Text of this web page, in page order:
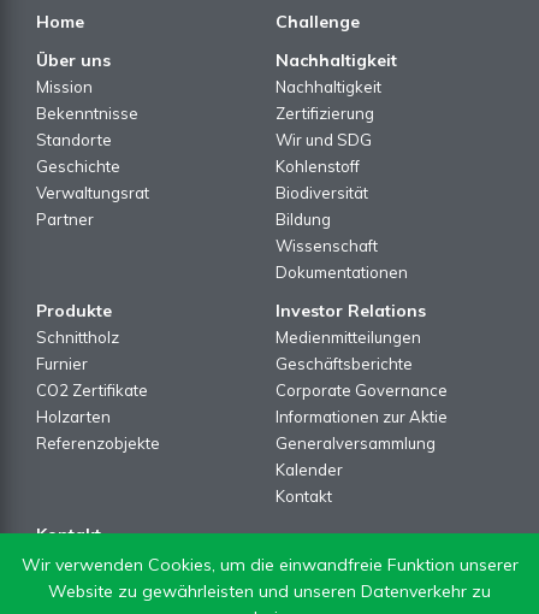
Home
Challenge
Über uns
Mission
Bekenntnisse
Standorte
Geschichte
Verwaltungsrat
Partner
Nachhaltigkeit
Nachhaltigkeit
Zertifizierung
Wir und SDG
Kohlenstoff
Biodiversität
Bildung
Wissenschaft
Dokumentationen
Produkte
Schnittholz
Furnier
CO2 Zertifikate
Holzarten
Referenzobjekte
Investor Relations
Medienmitteilungen
Geschäftsberichte
Corporate Governance
Informationen zur Aktie
Generalversammlung
Kalender
Kontakt
Kontakt
Kontakt Formular
Newsletter
Wir verwenden Cookies, um die einwandfreie Funktion unserer
Website zu gewährleisten und unseren Datenverkehr zu